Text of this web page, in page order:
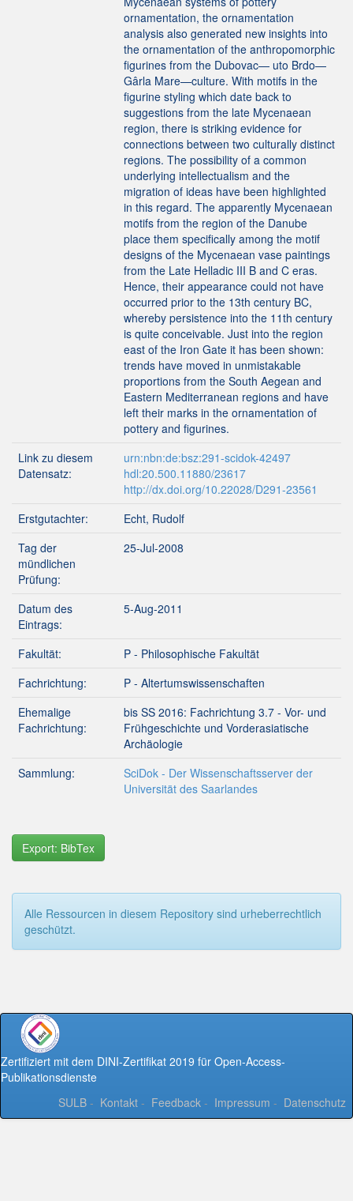
ornamentation, the ornamentation
analysis also generated new insights into
the ornamentation of the anthropomorphic
figurines from the Dubovac— uto Brdo—
Gârla Mare—culture. With motifs in the
figurine styling which date back to
suggestions from the late Mycenaean
region, there is striking evidence for
connections between two culturally distinct
regions. The possibility of a common
underlying intellectualism and the
migration of ideas have been highlighted
in this regard. The apparently Mycenaean
motifs from the region of the Danube
place them specifically among the motif
designs of the Mycenaean vase paintings
from the Late Helladic III B and C eras.
Hence, their appearance could not have
occurred prior to the 13th century BC,
whereby persistence into the 11th century
is quite conceivable. Just into the region
east of the Iron Gate it has been shown:
trends have moved in unmistakable
proportions from the South Aegean and
Eastern Mediterranean regions and have
left their marks in the ornamentation of
pottery and figurines.
Link zu diesem
Datensatz:
urn:nbn:de:bsz:291-scidok-42497
hdl:20.500.11880/23617
http://dx.doi.org/10.22028/D291-23561
Erstgutachter:
Echt, Rudolf
Tag der
mündlichen
Prüfung:
25-Jul-2008
Datum des
Eintrags:
5-Aug-2011
Fakultät:
P - Philosophische Fakultät
Fachrichtung:
P - Altertumswissenschaften
Ehemalige
Fachrichtung:
bis SS 2016: Fachrichtung 3.7 - Vor- und
Frühgeschichte und Vorderasiatische
Archäologie
Sammlung:
SciDok - Der Wissenschaftsserver der
Universität des Saarlandes
Export: BibTex
Alle Ressourcen in diesem Repository sind urheberrechtlich
geschützt.
Zertifiziert mit dem DINI-Zertifikat 2019 für Open-Access-
Publikationsdienste
SULB - Kontakt - Feedback - Impressum - Datenschutz